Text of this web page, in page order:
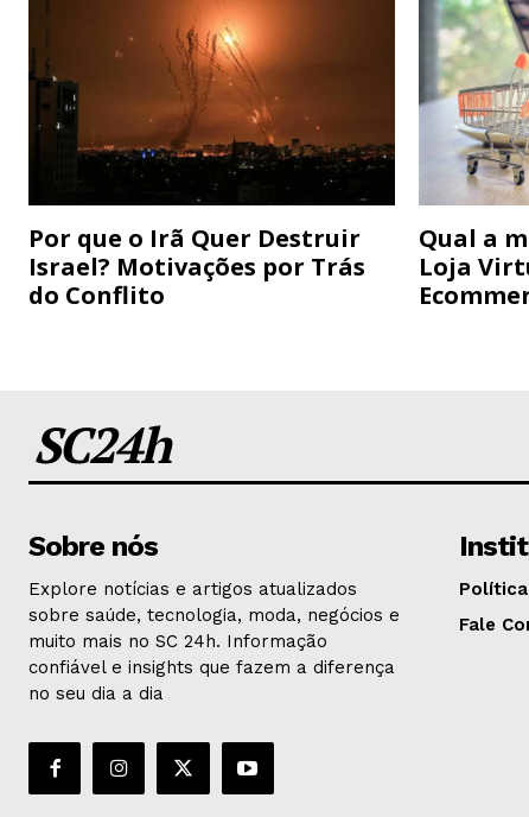
Por que o Irã Quer Destruir
Israel? Motivações por Trás
do Conflito
Qual a
Loja
SC24h
Sobre nós
Explore notícias e artigos atualizados
sobre saúde, tecnologia, moda, negócios e
muito mais no SC 24h. Informação
confiável e insights que fazem a diferença
no seu dia a dia
Fale